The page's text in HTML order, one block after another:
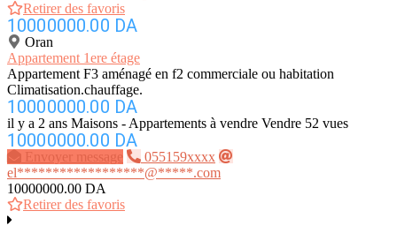
Retirer des favoris
10000000.00 DA
Oran
Appartement 1ere étage
Appartement F3 aménagé en f2 commerciale ou habitation
Climatisation.chauffage.
10000000.00 DA
il y a 2 ans Maisons - Appartements à vendre Vendre 52 vues
10000000.00 DA
Envoyer message
055159xxxx
el******************@*****.com
10000000.00 DA
Retirer des favoris